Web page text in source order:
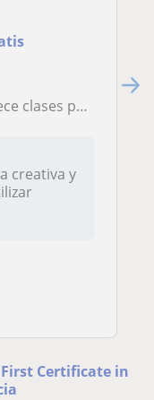
en Murcia y alrededores
creativa y
First Certificate in